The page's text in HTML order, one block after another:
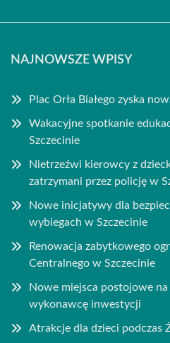
NAJNOWSZE WPISY
Plac Orła Białego zyska
Wakacyjne spotkanie
Szczecinie
Nietrzeźwi kierowcy z
zatrzymani przez policję w
Nowe inicjatywy dla
wybiegach w Szczecinie
Renowacja zabytkowego
Centralnego w Szczecinie
Nowe miejsca postojowe
wykonawcę inwestycji
Atrakcje dla dzieci podczas